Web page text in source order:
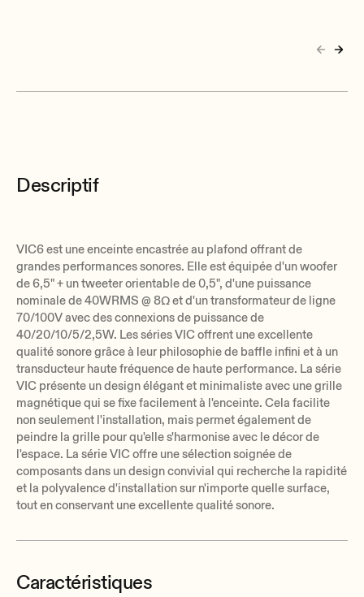
Descriptif
VIC6 est une enceinte encastrée au plafond offrant de
grandes performances sonores. Elle est équipée d'un woofer
de 6,5" + un tweeter orientable de 0,5", d'une puissance
nominale de 40WRMS @ 8Ω et d'un transformateur de ligne
70/100V avec des connexions de puissance de
40/20/10/5/2,5W. Les séries VIC offrent une excellente
qualité sonore grâce à leur philosophie de baffle infini et à un
transducteur haute fréquence de haute performance. La série
VIC présente un design élégant et minimaliste avec une grille
magnétique qui se fixe facilement à l'enceinte. Cela facilite
non seulement l'installation, mais permet également de
peindre la grille pour qu'elle s'harmonise avec le décor de
l'espace. La série VIC offre une sélection soignée de
composants dans un design convivial qui recherche la rapidité
et la polyvalence d'installation sur n'importe quelle surface,
tout en conservant une excellente qualité sonore.
Caractéristiques